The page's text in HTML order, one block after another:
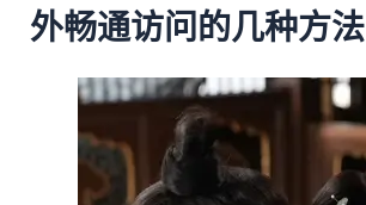
外畅通访问的几种方法